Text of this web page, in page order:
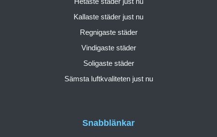
Snabblänkar
Kallaste städer just nu
Regnigaste städer
Vindigaste städer
Soligaste städer
Sämsta luftkvaliteten just nu